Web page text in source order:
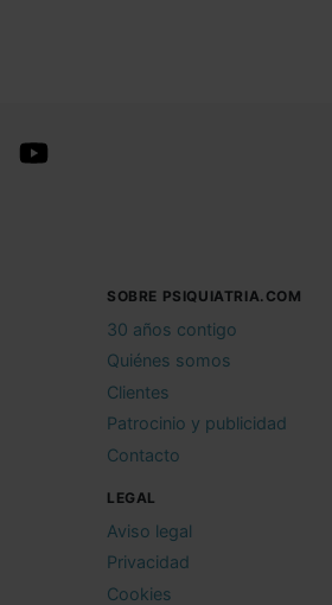
SOBRE PSIQUIATRIA.COM
30 años contigo
Quiénes somos
Clientes
Patrocinio y publicidad
Contacto
LEGAL
Aviso legal
Privacidad
Cookies